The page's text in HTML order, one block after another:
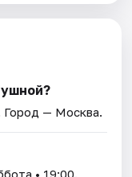
Город — Москва.
• 19:00.